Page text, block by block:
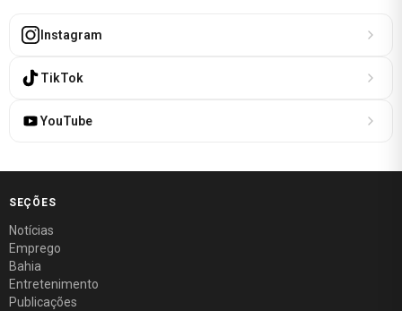
Instagram
TikTok
YouTube
SEÇÕES
Notícias
Emprego
Bahia
Entretenimento
Publicações